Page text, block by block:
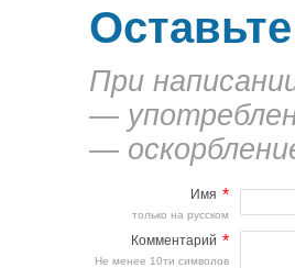
При
—
—
Имя *
только на русском
Комментарий *
Не менее 10ти символов